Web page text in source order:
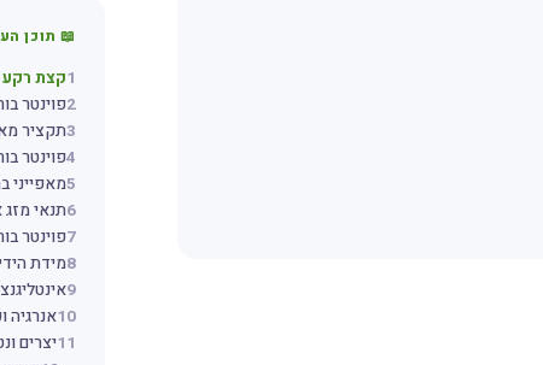
📖 תוכן
1קצת רקע
2פוינטר
3תקציר
4פוינטר
5מאפייני
6תנאי מזג
7פוינטר
8מידת
9
10אנרגיה
11יצרים